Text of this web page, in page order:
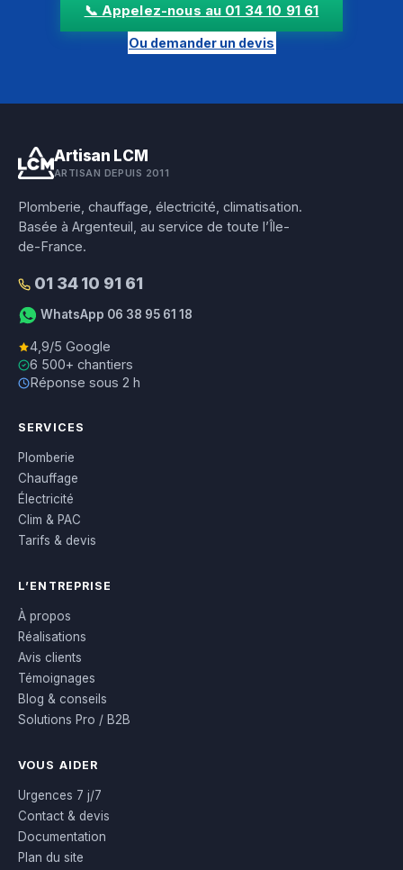
📞 Appelez-nous au 01 34 10 91 61
Ou demander un devis
Artisan LCM
ARTISAN DEPUIS 2011
Plomberie, chauffage, électricité, climatisation.
Basée à Argenteuil, au service de toute l’Île-
de-France.
01 34 10 91 61
WhatsApp 06 38 95 61 18
4,9/5 Google
6 500+ chantiers
Réponse sous 2 h
SERVICES
Plomberie
Chauffage
Électricité
Clim & PAC
Tarifs & devis
L’ENTREPRISE
À propos
Réalisations
Avis clients
Témoignages
Blog & conseils
Solutions Pro / B2B
VOUS AIDER
Urgences 7 j/7
Contact & devis
Documentation
Plan du site